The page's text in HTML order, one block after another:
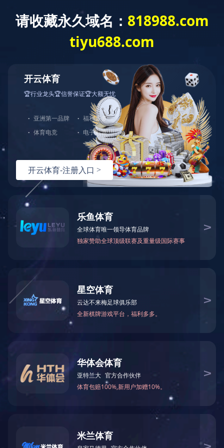
行人的证券变动月报表
截至二零二五年六月三十日止之股份发行人的证券变动月报表
上一条资讯：公告及通告 - [股东周年大会的结果] 二零二五年六
月十二日（星期四）举行之股东周年大会的表决结果
公告及通告-【暂停办理过户登记手续或更改暂停
办理过户日期/股东周年大会通告】 股东周年大会通告
热线：151-9017-0656